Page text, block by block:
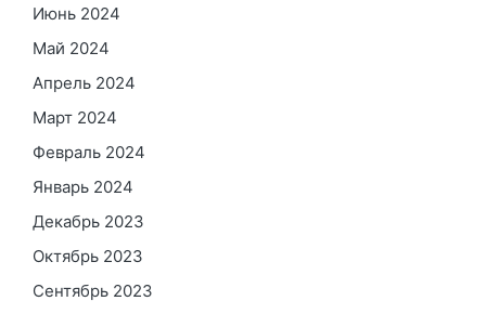
Июнь 2024
Май 2024
Апрель 2024
Март 2024
Февраль 2024
Январь 2024
Декабрь 2023
Октябрь 2023
Сентябрь 2023